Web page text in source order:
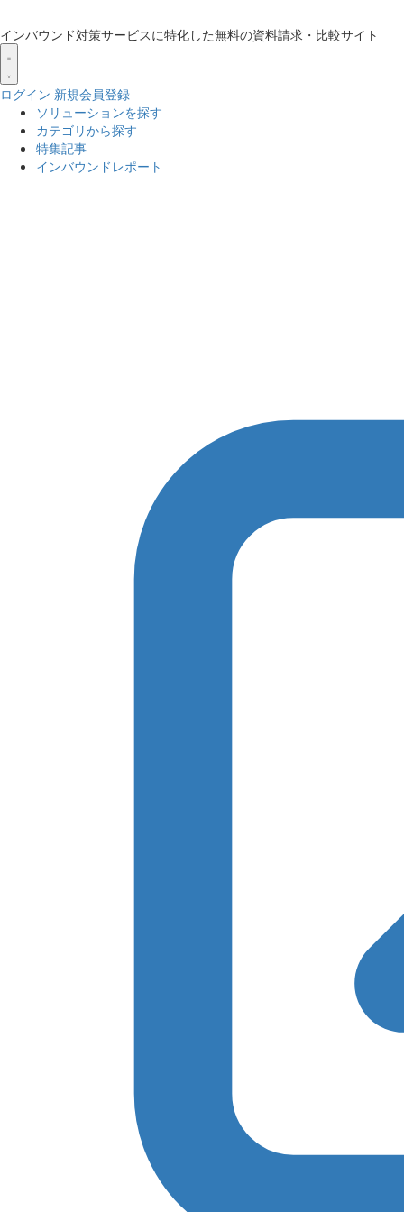
インバウンド対策サービスに特化した無料の資料請求・比較サイト
ログイン 新規会員登録
ソリューションを探す
カテゴリから探す
特集記事
インバウンドレポート